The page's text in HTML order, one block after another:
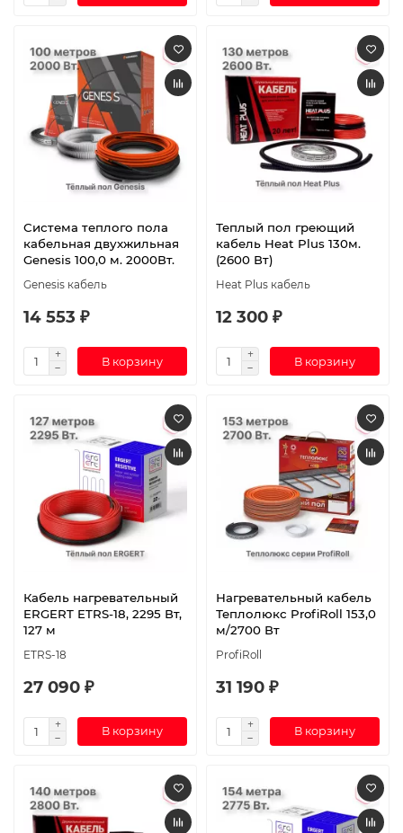
Система теплого пола
кабельная двухжильная
Genesis 100,0 м. 2000Вт.
Genesis кабель
14 553 ₽
В корзину
Теплый пол греющий
кабель Heat Plus 130м.
(2600 Вт)
Heat Plus кабель
12 300 ₽
В корзину
Кабель нагревательный
ERGERT ETRS-18, 2295 Вт,
127 м
ETRS-18
27 090 ₽
В корзину
Нагревательный кабель
Теплолюкс ProfiRoll 153,0
м/2700 Вт
ProfiRoll
31 190 ₽
В корзину